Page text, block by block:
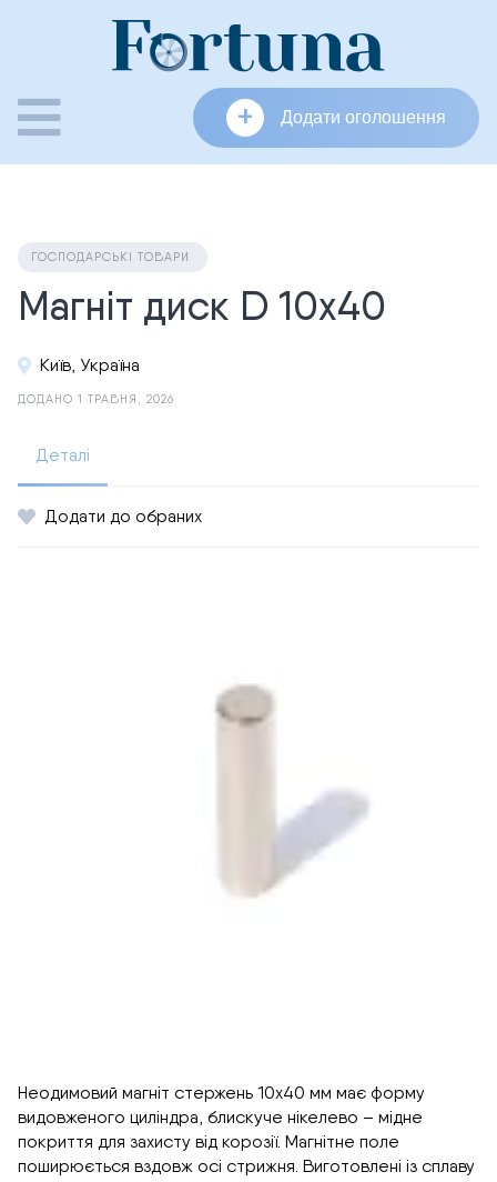
+ Додати оголошення
ГОСПОДАРСЬКІ ТОВАРИ
Магніт диск D 10х40
Київ, Україна
ДОДАНО 1 ТРАВНЯ, 2026
Деталі
Додати до обраних
Неодимовий магніт стержень 10х40 мм має форму
видовженого циліндра, блискуче нікелево – мідне
покриття для захисту від корозії. Магнітне поле
поширюється вздовж осі стрижня. Виготовлені із сплаву